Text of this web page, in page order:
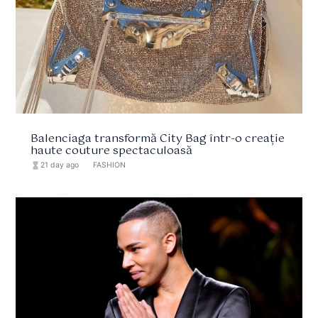
Balenciaga transformă City Bag într-o creație
haute couture spectaculoasă
hourglass_full 21 day ago FASHION